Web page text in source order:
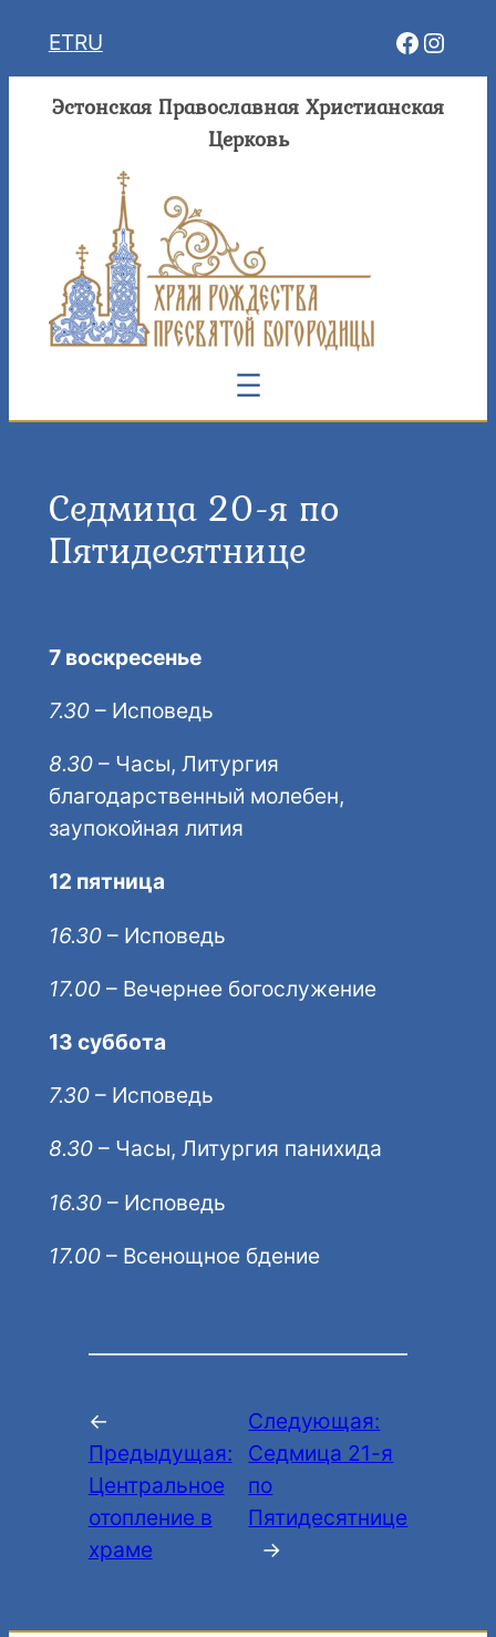
ETRU
Эстонская Православная Христианская
Церковь
Седмица 20-я по
Пятидесятнице
7 воскресенье
7.30– Исповедь
8.30– Часы, Литургия
благодарственный молебен,
заупокойная лития
12 пятница
16.30– Исповедь
17.00– Вечернее богослужение
13 суббота
7.30– Исповедь
8.30– Часы, Литургия панихида
16.30– Исповедь
17.00– Всенощное бдение
←
Предыдущая:
Центральное
отопление в
храме
Следующая:
Седмица 21-я
по
Пятидесятнице
→